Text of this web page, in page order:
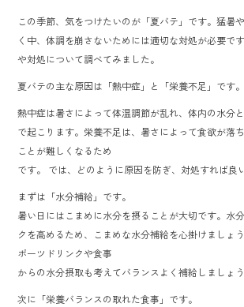
b
o
ok
er
この季節、気をつけたいのが「夏バテ」です。猛暑
く中、体調を崩さないためには適切な対処が必要で
や対処について調べてみました。
夏バテの主な原因は「熱中症」と「栄養不足」です。
熱中症は暑さによって体温調節が乱れ、体内の水分
で起こります。栄養不足は、暑さによって食欲が落
ことが難しくなるため
です。 では、どのように原因を防ぎ、対処すれば良
まずは「水分補給」です。
暑い日にはこまめに水分を摂ることが大切です。水
クを高めるため、こまめな水分補給を心掛けましょ
ポーツドリンクや食事
からの水分摂取も考えてバランスよく補給しましょう
次に「栄養バランスの取れた食事」です。